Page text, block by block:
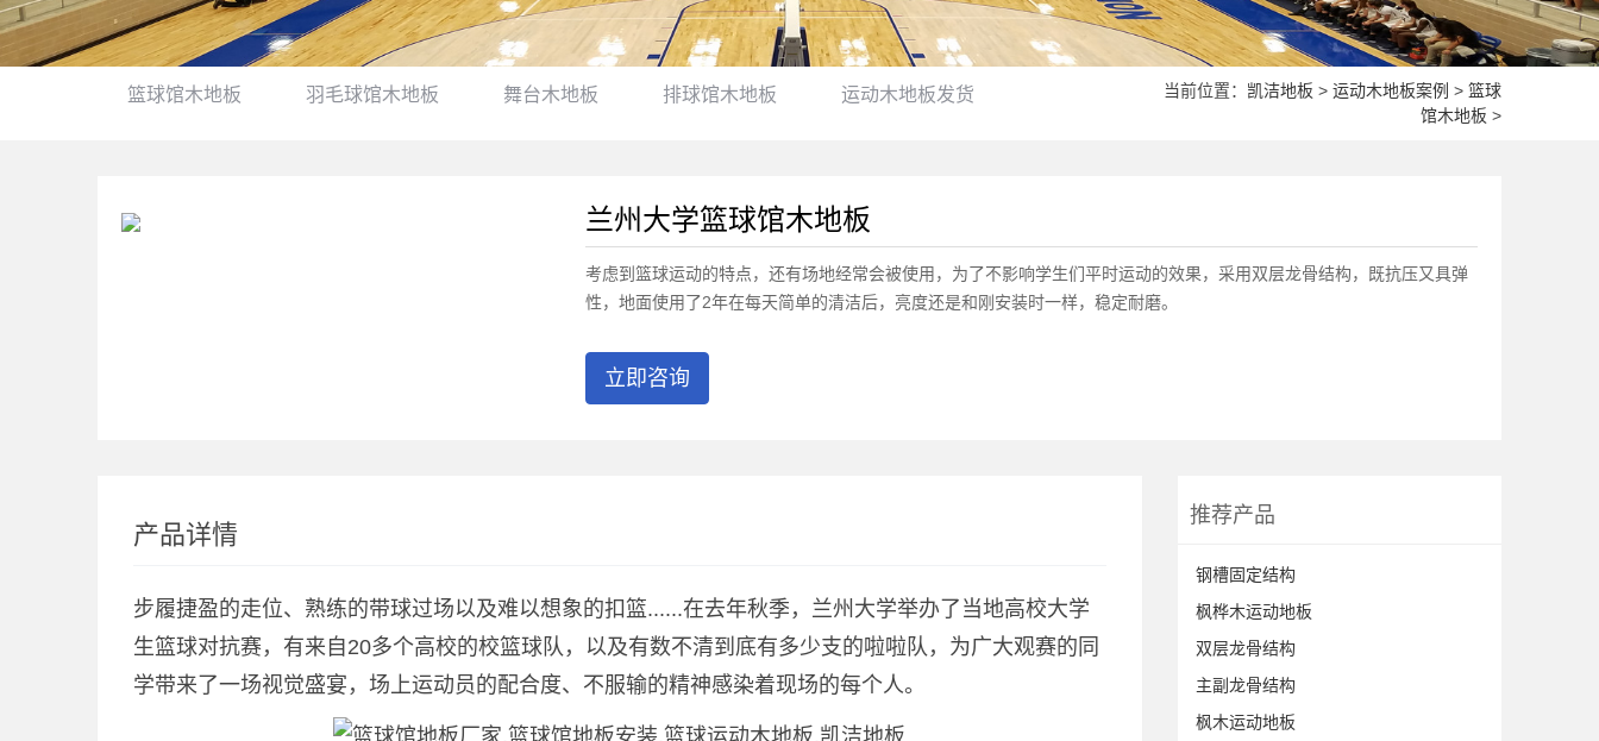
篮球馆木地板 羽毛球馆木地板 舞台木地板 排球馆木地板 运动木地板发货 当前位置： 凯洁地板 > 运动木地板案例 > 篮球
馆木地板 >
兰州大学篮球馆木地板
考虑到篮球运动的特点，还有场地经常会被使用，为了不影响学生们平时运动的效果，采用双层龙骨结构，既抗压又具弹
性，地面使用了2年在每天简单的清洁后，亮度还是和刚安装时一样，稳定耐磨。
立即咨询
产品详情
步履捷盈的走位、熟练的带球过场以及难以想象的扣篮......在去年秋季，兰州大学举办了当地高校大学
生篮球对抗赛，有来自20多个高校的校篮球队，以及有数不清到底有多少支的啦啦队，为广大观赛的同
学带来了一场视觉盛宴，场上运动员的配合度、不服输的精神感染着现场的每个人。
推荐产品
钢槽固定结构
枫桦木运动地板
双层龙骨结构
主副龙骨结构
枫木运动地板